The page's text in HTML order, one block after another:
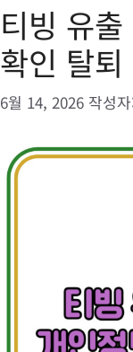
티빙 유
확인 탈
6월 14, 2026 작성